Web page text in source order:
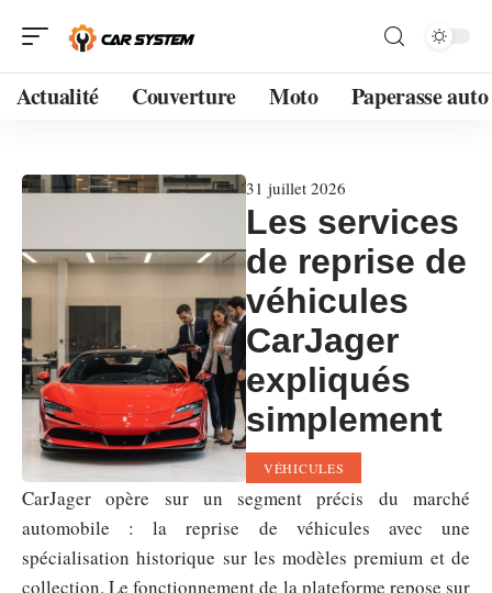
Actualité Couverture Moto Paperasse auto
31 juillet 2026
Les services
de reprise de
véhicules
CarJager
expliqués
simplement
VÉHICULES
CarJager opère sur un segment précis du marché
automobile : la reprise de véhicules avec une
spécialisation historique sur les modèles premium et de
collection. Le fonctionnement de la plateforme repose sur